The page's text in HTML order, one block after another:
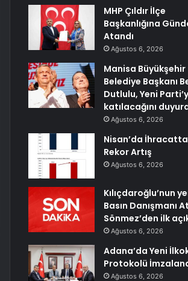
MHP Çıldır İlçe
Başkanlığına
Atandı
Ağustos 6, 2026
Manisa Büyükşehir
Belediye Başkanı
Dutlulu, Yeni
katılacağını
Ağustos 6, 2026
Nisan’da İhracatta
Rekor Artış
Ağustos 6, 2026
Kılıçdaroğlu’nun
Basın Danışmanı
Sönmez’den ilk
Ağustos 6, 2026
Adana’da Yeni
Protokolü
Ağustos 6, 2026